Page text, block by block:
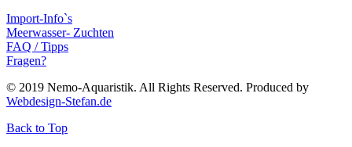
Import-Info`s
Meerwasser- Zuchten
FAQ / Tipps
Fragen?
© 2019 Nemo-Aquaristik. All Rights Reserved. Produced by
Webdesign-Stefan.de
Back to Top